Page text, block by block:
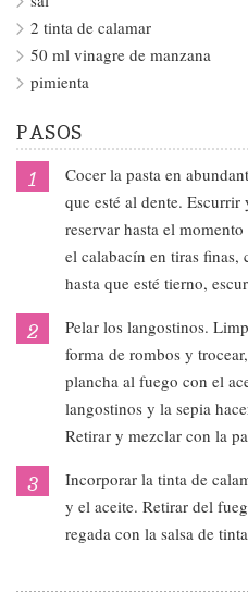
2 tinta de calamar
50 ml vinagre de manzana
pimienta
PASOS
Cocer la pasta en
que esté al dente.
reservar hasta el
el calabacín en tiras
hasta que esté tierno,
Pelar los langostinos.
forma de rombos y
plancha al fuego con el
langostinos y la sepia
Retirar y mezclar con la
Incorporar la tinta de
y el aceite. Retirar del
regada con la salsa de